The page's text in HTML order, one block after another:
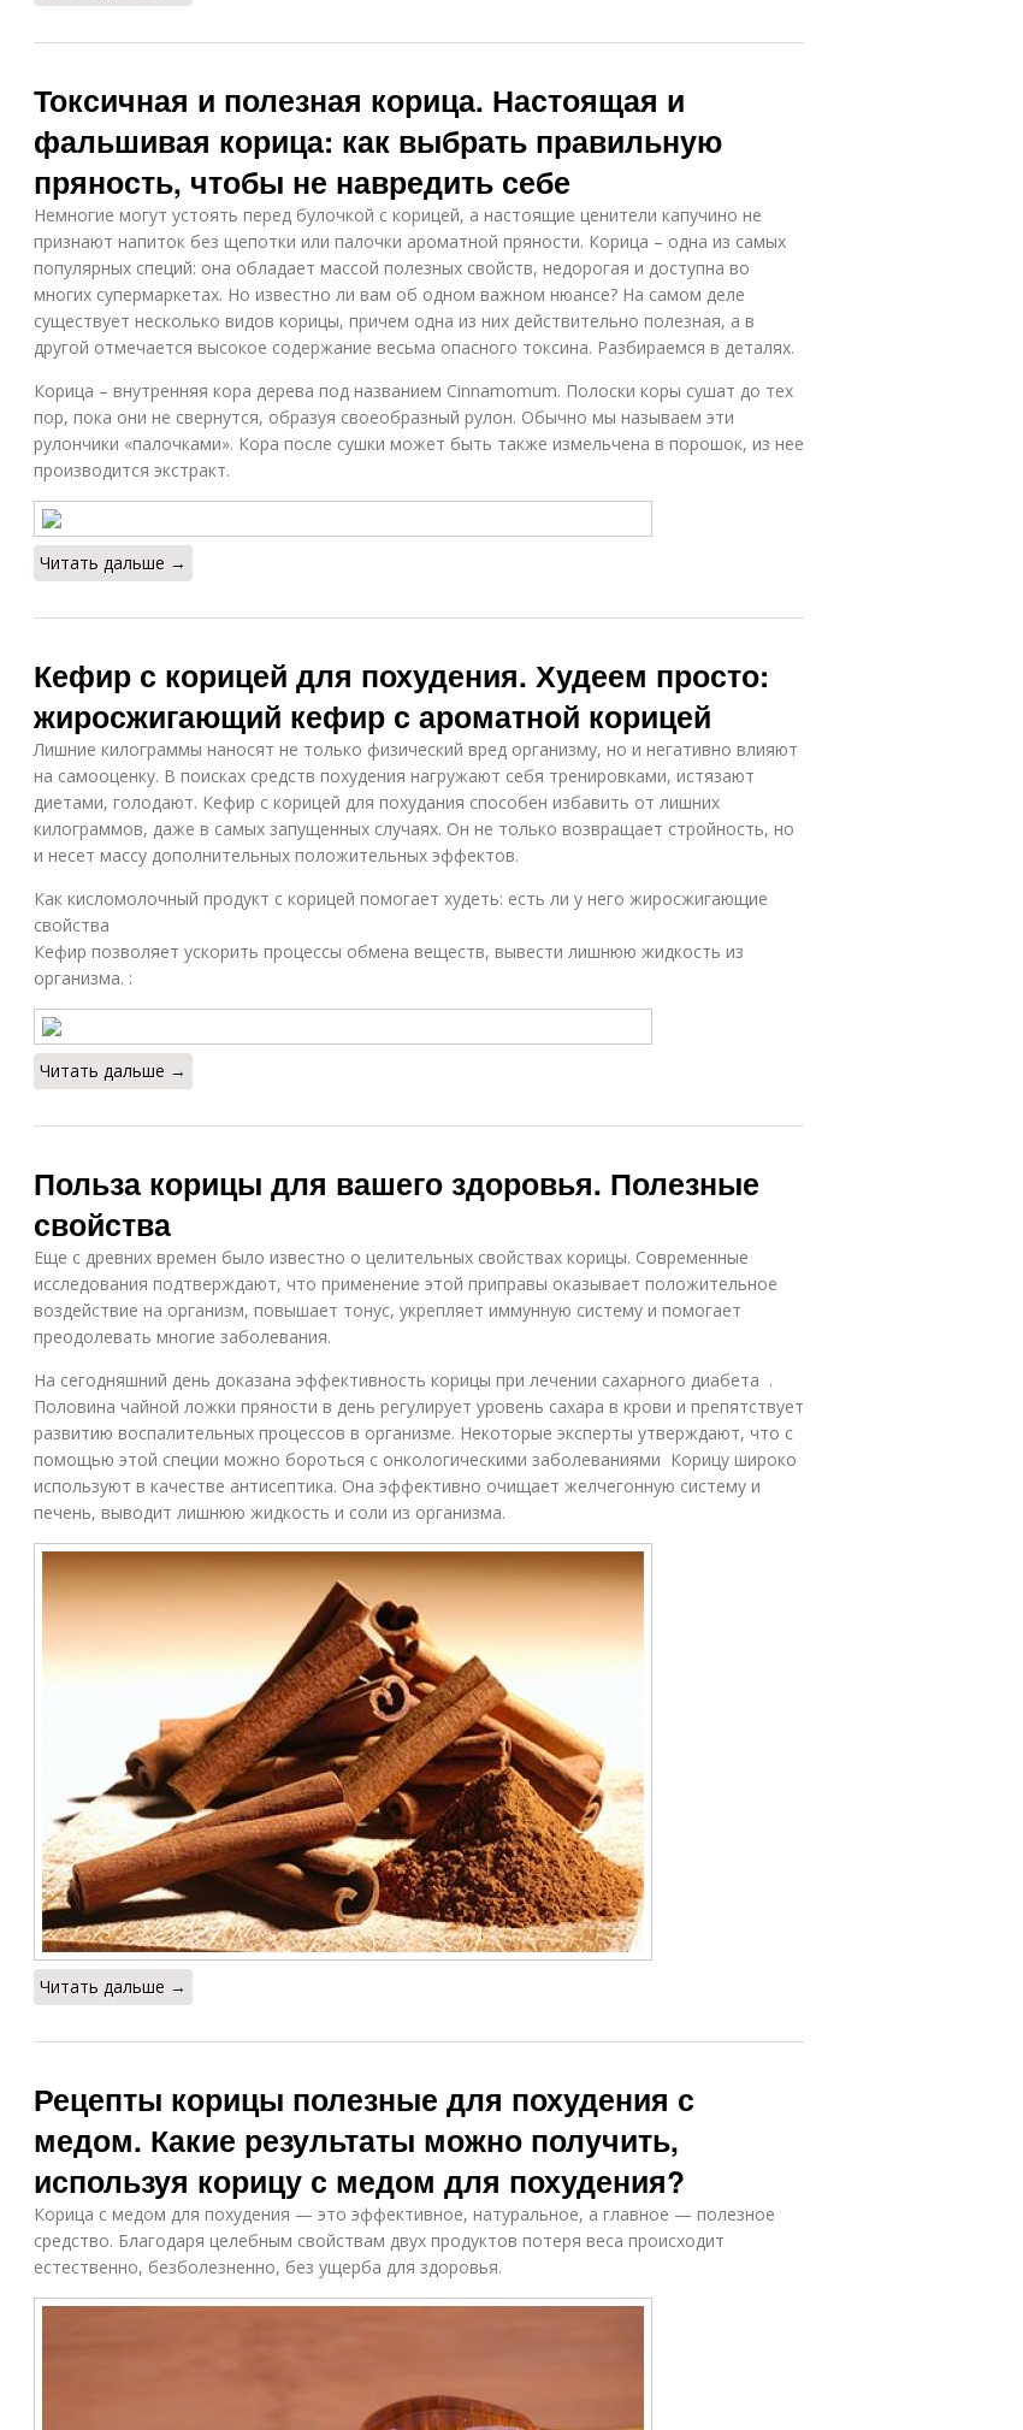
Токсичная и полезная корица. Настоящая и
фальшивая корица: как выбрать правильную
пряность, чтобы не навредить себе
Немногие могут устоять перед булочкой с корицей, а настоящие ценители капучино не
признают напиток без щепотки или палочки ароматной пряности. Корица – одна из самых
популярных специй: она обладает массой полезных свойств, недорогая и доступна во
многих супермаркетах. Но известно ли вам об одном важном нюансе? На самом деле
существует несколько видов корицы, причем одна из них действительно полезная, а в
другой отмечается высокое содержание весьма опасного токсина. Разбираемся в деталях.
Корица – внутренняя кора дерева под названием Cinnamomum. Полоски коры сушат до тех
пор, пока они не свернутся, образуя своеобразный рулон. Обычно мы называем эти
рулончики «палочками». Кора после сушки может быть также измельчена в порошок, из нее
производится экстракт.
Читать дальше →
Кефир с корицей для похудения. Худеем просто:
жиросжигающий кефир с ароматной корицей
Лишние килограммы наносят не только физический вред организму, но и негативно влияют
на самооценку. В поисках средств похудения нагружают себя тренировками, истязают
диетами, голодают. Кефир с корицей для похудания способен избавить от лишних
килограммов, даже в самых запущенных случаях. Он не только возвращает стройность, но
и несет массу дополнительных положительных эффектов.
Как кисломолочный продукт с корицей помогает худеть: есть ли у него жиросжигающие
свойства
Кефир позволяет ускорить процессы обмена веществ, вывести лишнюю жидкость из
организма. :
Читать дальше →
Польза корицы для вашего здоровья. Полезные
свойства
Еще с древних времен было известно о целительных свойствах корицы. Современные
исследования подтверждают, что применение этой приправы оказывает положительное
воздействие на организм, повышает тонус, укрепляет иммунную систему и помогает
преодолевать многие заболевания.
На сегодняшний день доказана эффективность корицы при лечении сахарного диабета .
Половина чайной ложки пряности в день регулирует уровень сахара в крови и препятствует
развитию воспалительных процессов в организме. Некоторые эксперты утверждают, что с
помощью этой специи можно бороться с онкологическими заболеваниями Корицу широко
используют в качестве антисептика. Она эффективно очищает желчегонную систему и
печень, выводит лишнюю жидкость и соли из организма.
Читать дальше →
Рецепты корицы полезные для похудения с
медом. Какие результаты можно получить,
используя корицу с медом для похудения?
Корица с медом для похудения — это эффективное, натуральное, а главное — полезное
средство. Благодаря целебным свойствам двух продуктов потеря веса происходит
естественно, безболезненно, без ущерба для здоровья.